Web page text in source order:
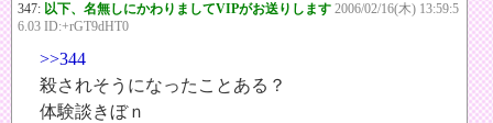
347: 以下、名無しにかわりましてVIPがお送りします 2006/02/16(木) 13:59:5
6.03 ID:+rGT9dHT0
>>344
殺されそうになったことある？
体験談きぼｎ